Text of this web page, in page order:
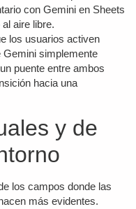
con Gemini en Sheets
aire libre.
los usuarios activen
Gemini simplemente
puente entre ambos
hacia una
y de
los campos donde las
más evidentes.